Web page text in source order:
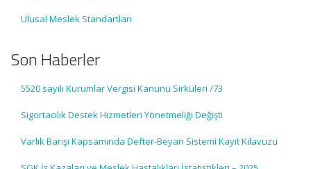
Ulusal Meslek Standartları
Son Haberler
5520 sayılı Kurumlar Vergisi Kanunu Sirküleri /73
Sigortacılık Destek Hizmetleri Yönetmeliği Değişti
Varlık Barışı Kapsamında Defter-Beyan Sistemi Kayıt Kılavuzu